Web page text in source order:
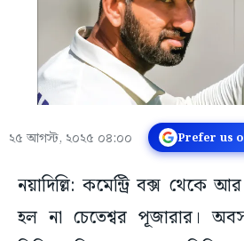
২৫ আগস্ট, ২০২৫ ০৪:০০ Prefer us
নয়াদিল্লি: কমেন্ট্রি বক্স থেকে
হল না চেতেশ্বর পূজারার।